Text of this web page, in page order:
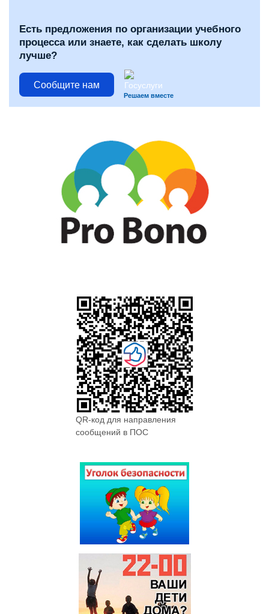
Есть предложения по организации учебного
процесса или знаете, как сделать школу
лучше?
Сообщите нам
Решаем вместе
QR-код для направления
сообщений в ПОС